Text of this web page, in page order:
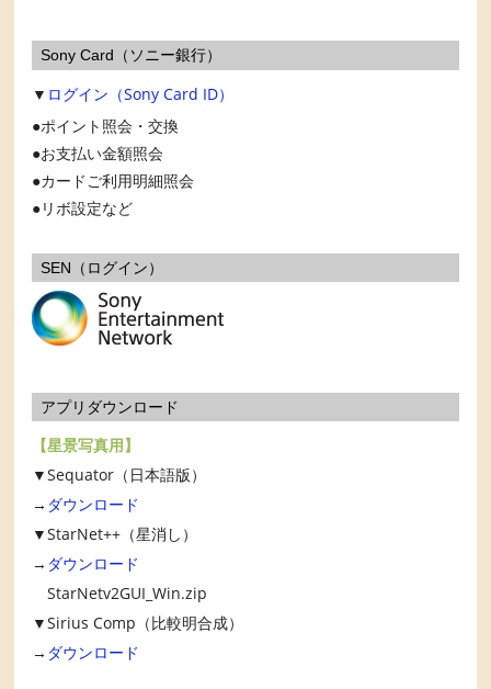
Sony Card（ソニー銀行）
▼ ログイン（Sony Card ID）
ポイント照会・交換
お支払い金額照会
カードご利用明細照会
リボ設定など
SEN（ログイン）
アプリダウンロード
【星景写真用】
▼Sequator（日本語版）
→ ダウンロード
▼StarNet++（星消し）
→ ダウンロード
StarNetv2GUI_Win.zip
▼Sirius Comp（比較明合成）
→ ダウンロード